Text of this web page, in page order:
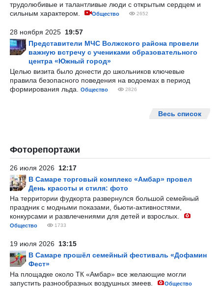
трудолюбивые и талантливые люди с открытым сердцем и
сильным характером.
Общество 2652
28 ноября 2025 19:57
Представители МЧС Волжского района провели
важную встречу с учениками образовательного
центра «Южный город»
Целью визита было донести до школьников ключевые
правила безопасного поведения на водоемах в период
формирования льда.
Общество 2826
Весь список
Фоторепортажи
26 июля 2026 12:17
В Самаре торговый комплекс «Амбар» провел
День красоты и стиля: фото
На территории фудкорта развернулся большой семейный
праздник с модными показами, бьюти-активностями,
конкурсами и развлечениями для детей и взрослых.
Общество 1733
19 июля 2026 13:15
В Самаре прошёл семейный фестиваль «Дофамин
Фест»
На площадке около ТК «Амбар» все желающие могли
запустить разнообразных воздушных змеев.
Общество